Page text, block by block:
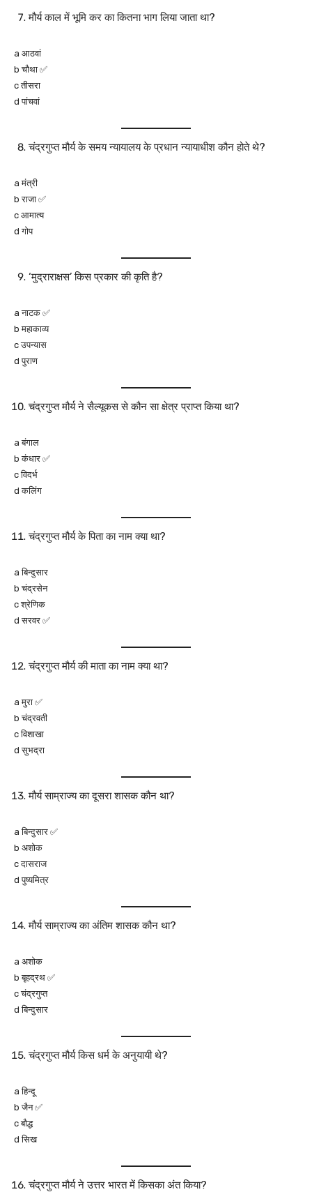
मौर्य काल में भूमि कर का कितना भाग लिया जाता था?
a आठवां
b चौथा ✅
c तीसरा
d पांचवां
चंद्रगुप्त मौर्य के समय न्यायालय के प्रधान न्यायाधीश कौन होते थे?
a मंत्री
b राजा ✅
c आमात्य
d गोप
‘मुद्राराक्षस’ किस प्रकार की कृति है?
a नाटक ✅
b महाकाव्य
c उपन्यास
d पुराण
चंद्रगुप्त मौर्य ने सैल्यूकस से कौन सा क्षेत्र प्राप्त किया था?
a बंगाल
b कंधार ✅
c विदर्भ
d कलिंग
चंद्रगुप्त मौर्य के पिता का नाम क्या था?
a बिन्दुसार
b चंद्रसेन
c श्रेणिक
d सरवर ✅
चंद्रगुप्त मौर्य की माता का नाम क्या था?
a मुरा ✅
b चंद्रवती
c विशाखा
d सुभद्रा
मौर्य साम्राज्य का दूसरा शासक कौन था?
a बिन्दुसार ✅
b अशोक
c दासराज
d पुष्यमित्र
मौर्य साम्राज्य का अंतिम शासक कौन था?
a अशोक
b बृहद्रथ ✅
c चंद्रगुप्त
d बिन्दुसार
चंद्रगुप्त मौर्य किस धर्म के अनुयायी थे?
a हिन्दू
b जैन ✅
c बौद्ध
d सिख
चंद्रगुप्त मौर्य ने उत्तर भारत में किसका अंत किया?